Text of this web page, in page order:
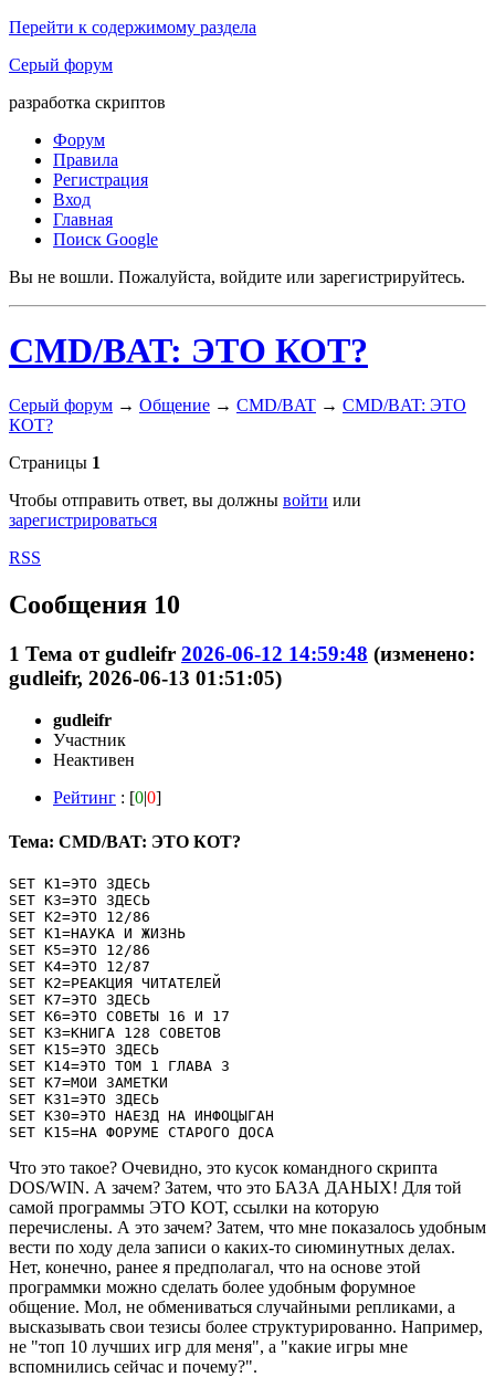
Перейти к содержимому раздела
Серый форум
разработка скриптов
Форум
Правила
Регистрация
Вход
Главная
Поиск Google
Вы не вошли. Пожалуйста, войдите или зарегистрируйтесь.
CMD/BAT: ЭТО КОТ?
Серый форум → Общение → CMD/BAT → CMD/BAT: ЭТО
КОТ?
Страницы 1
Чтобы отправить ответ, вы должны войти или
зарегистрироваться
RSS
Сообщения 10
1 Тема отgudleifr 2026-06-12 14:59:48 (изменено:
gudleifr, 2026-06-13 01:51:05)
gudleifr
Участник
Неактивен
Рейтинг : [0|0]
Тема: CMD/BAT: ЭТО КОТ?
SET K1=ЭТО ЗДЕСЬ
SET K3=ЭТО ЗДЕСЬ
SET K2=ЭТО 12/86
SET K1=НАУКА И ЖИЗНЬ
SET K5=ЭТО 12/86
SET K4=ЭТО 12/87
SET K2=РЕАКЦИЯ ЧИТАТЕЛЕЙ
SET K7=ЭТО ЗДЕСЬ
SET K6=ЭТО СОВЕТЫ 16 И 17
SET K3=КНИГА 128 СОВЕТОВ
SET K15=ЭТО ЗДЕСЬ
SET K14=ЭТО ТОМ 1 ГЛАВА 3
SET K7=МОИ ЗАМЕТКИ
SET K31=ЭТО ЗДЕСЬ
SET K30=ЭТО НАЕЗД НА ИНФОЦЫГАН
SET K15=НА ФОРУМЕ СТАРОГО ДОСА
Что это такое? Очевидно, это кусок командного скрипта
DOS/WIN. А зачем? Затем, что это БАЗА ДАНЫХ! Для той
самой программы ЭТО КОТ, ссылки на которую
перечислены. А это зачем? Затем, что мне показалось удобным
вести по ходу дела записи о каких-то сиюминутных делах.
Нет, конечно, ранее я предполагал, что на основе этой
программки можно сделать более удобным форумное
общение. Мол, не обмениваться случайными репликами, а
высказывать свои тезисы более структурированно. Например,
не "топ 10 лучших игр для меня", а "какие игры мне
вспомнились сейчас и почему?".